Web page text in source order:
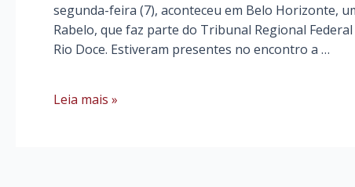
segunda-feira (7), aconteceu em Belo Horizonte,
Rabelo, que faz parte do Tribunal Regional
Rio Doce. Estiveram presentes no encontro a …
PAUTAS
Leia mais »